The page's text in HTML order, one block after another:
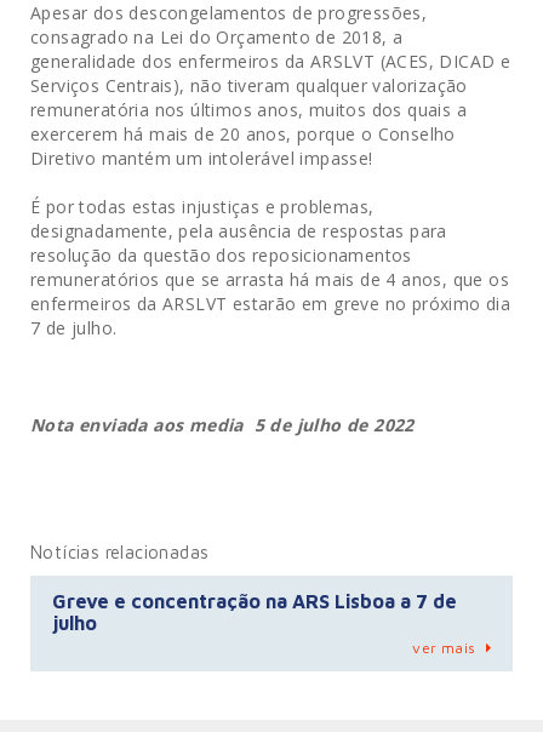
Apesar dos descongelamentos de progressões,
consagrado na Lei do Orçamento de 2018, a
generalidade dos enfermeiros da ARSLVT (ACES, DICAD e
Serviços Centrais), não tiveram qualquer valorização
remuneratória nos últimos anos, muitos dos quais a
exercerem há mais de 20 anos, porque o Conselho
Diretivo mantém um intolerável impasse!
É por todas estas injustiças e problemas,
designadamente, pela ausência de respostas para
resolução da questão dos reposicionamentos
remuneratórios que se arrasta há mais de 4 anos, que os
enfermeiros da ARSLVT estarão em greve no próximo dia
7 de julho.
Nota enviada aos media 5 de julho de 2022
Notícias relacionadas
Greve e concentração na ARS Lisboa a 7 de
julho
ver mais